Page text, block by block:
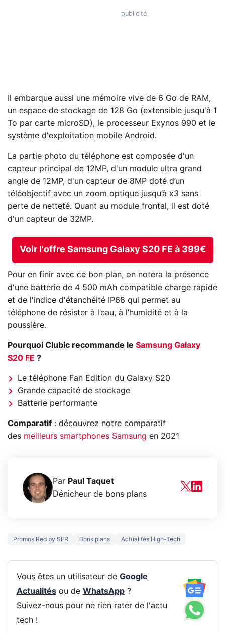
Il embarque aussi une mémoire vive de 6 Go de RAM,
un espace de stockage de 128 Go (extensible jusqu'à 1
To par carte microSD), le processeur Exynos 990 et le
système d'exploitation mobile Android.
La partie photo du téléphone est composée d'un
capteur principal de 12MP, d'un module ultra grand
angle de 12MP, d'un capteur de 8MP doté d’un
téléobjectif avec un zoom optique jusqu’à x3 sans
perte de netteté. Quant au module frontal, il est doté
d'un capteur de 32MP.
Voir l'offre Samsung Galaxy S20 FE à 399€
Pour en finir avec ce bon plan, on notera la présence
d'une batterie de 4 500 mAh compatible charge rapide
et de l'indice d'étanchéité IP68 qui permet au
téléphone de résister à l’eau, à l’humidité et à la
poussière.
Pourquoi Clubic recommande le Samsung Galaxy
S20 FE ?
Le téléphone Fan Edition du Galaxy S20
Grande capacité de stockage
Batterie performante
Comparatif : découvrez notre comparatif
des meilleurs smartphones Samsung en 2021
Par Paul Taquet
Dénicheur de bons plans
Promos Red by SFR Bons plans Actualités High-Tech
Vous êtes un utilisateur de Google
Actualitésou de WhatsApp?
Suivez-nous pour ne rien rater de l'actu
tech !